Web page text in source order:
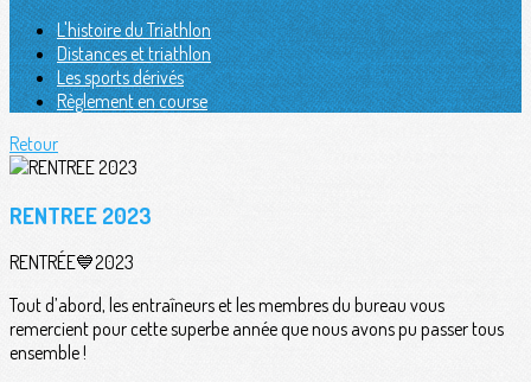
L'histoire du Triathlon
Distances et triathlon
Les sports dérivés
Règlement en course
Retour
RENTREE 2023
RENTRÉE💙2023
Tout d’abord, les entraîneurs et les membres du bureau vous
remercient pour cette superbe année que nous avons pu passer tous
ensemble !